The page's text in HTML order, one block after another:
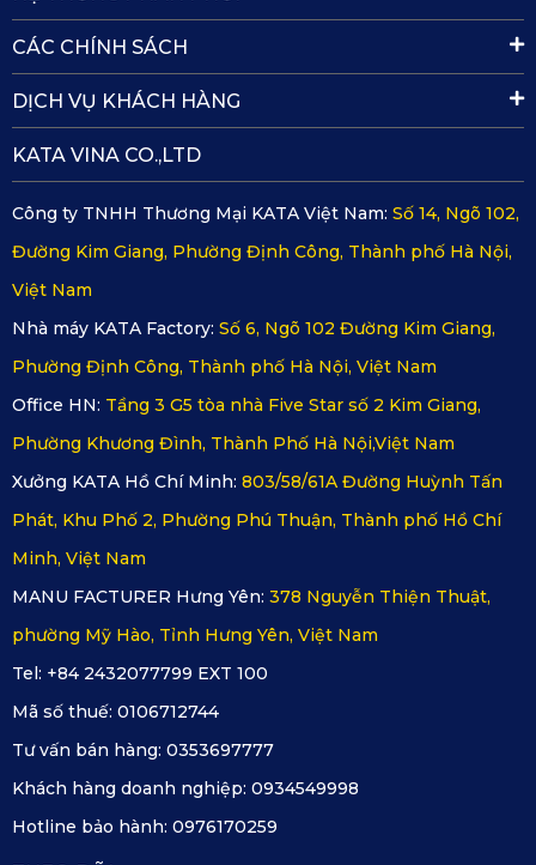
Bảo vệ tốt sàn xe, tránh trầy xước, giữ sàn xe
Sàn xe là nơi tiếp xúc trực tiếp với đế giày dép, khó vệ sinh
và dễ dàng xuống cấp nhất. Với chất liệu PVC cao cấp được
sản xuất trên dây chuyền hiện đại, đảm bảo mỗi sản phẩm
thảm được ép nhiệt chắc chắn, có độ dày vừa phải giúp
bẩn hay các chất lỏng.
Chống nước, bụi bẩn, kháng khuẩn và dễ vệ
sinh dễ dàng
CÁC CHÍNH SÁCH
DỊCH VỤ KHÁCH HÀNG
KATA VINA CO.,LTD
Công ty TNHH Thương Mại KATA Việt Nam: Số 14, Ngõ 102,
Đường Kim Giang, Phường Định Công, Thành phố Hà Nội,
Việt Nam
Nhà máy KATA Factory: Số 6, Ngõ 102 Đường Kim Giang,
Phường Định Công, Thành phố Hà Nội, Việt Nam
Office HN: Tầng 3 G5 tòa nhà Five Star số 2 Kim Giang,
Phường Khương Đình, Thành Phố Hà Nội,Việt Nam
Xưởng KATA Hồ Chí Minh: 803/58/61A Đường Huỳnh Tấn
Phát, Khu Phố 2, Phường Phú Thuận, Thành phố Hồ Chí
Minh, Việt Nam
MANU FACTURER Hưng Yên: 378 Nguyễn Thiện Thuật,
phường Mỹ Hào, Tỉnh Hưng Yên, Việt Nam
Tel: +84 2432077799 EXT 100
Mã số thuế: 0106712744
Tư vấn bán hàng: 0353697777
Khách hàng doanh nghiệp: 0934549998
Hotline bảo hành: 0976170259